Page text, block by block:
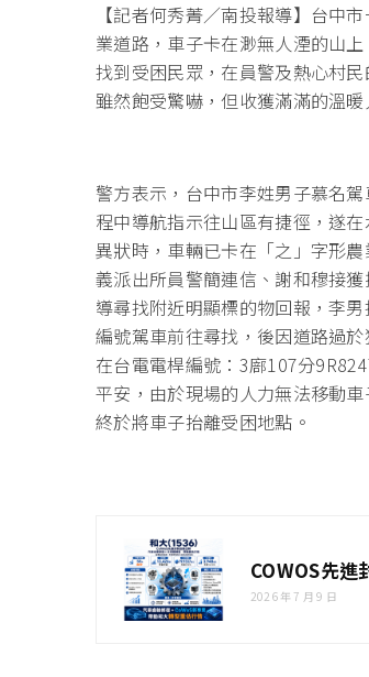
【記者何秀菁／南投報導】台中
業道路，車子卡在渺無人湮的山
找到受困民眾，在員警及熱心村
雖然飽受驚嚇，但收獲滿滿的溫暖
警方表示，台中市李姓男子慕名
程中導航指示往山區有捷徑，遂
異狀時，車輛已卡在「之」字形
義派出所員警簡連信、謝和穆接
導尋找附近明顯標的物回報，李
編號駕車前往尋找，後因道路過
在台電電桿編號：3廍107分
平安，由於現場的人力無法移動
終於將車子抬離受困地點。
COWOS先
2026 年 7 月 9 日